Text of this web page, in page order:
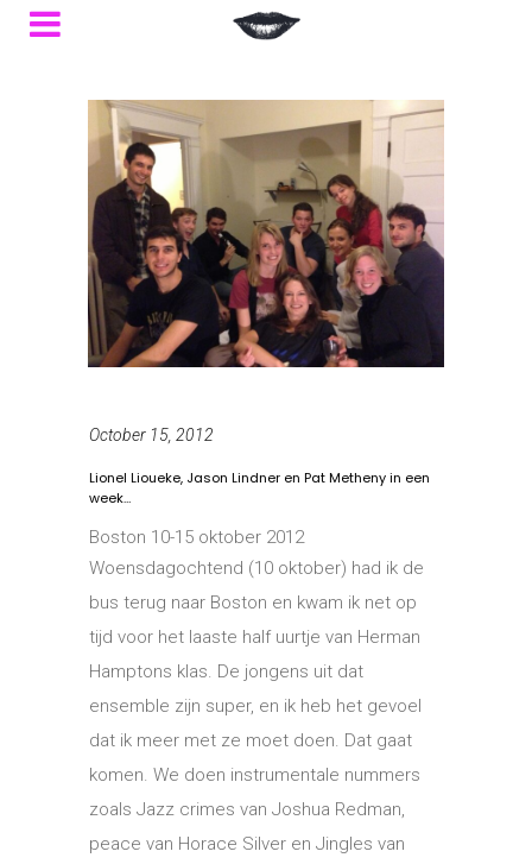
October 15, 2012
Lionel Lioueke, Jason Lindner en Pat Metheny in een
week…
Boston 10-15 oktober 2012
Woensdagochtend (10 oktober) had ik de
bus terug naar Boston en kwam ik net op
tijd voor het laaste half uurtje van Herman
Hamptons klas. De jongens uit dat
ensemble zijn super, en ik heb het gevoel
dat ik meer met ze moet doen. Dat gaat
komen. We doen instrumentale nummers
zoals Jazz crimes van Joshua Redman,
peace van Horace Silver en Jingles van